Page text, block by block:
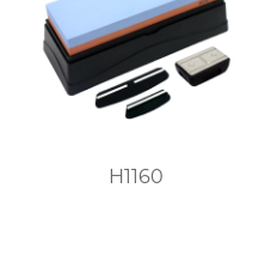
H1160